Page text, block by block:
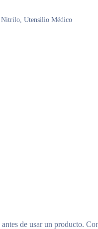
Nitrilo,Utensilio Médico
de usar un producto.